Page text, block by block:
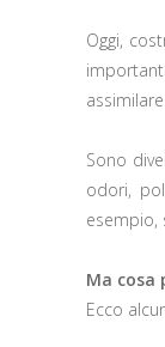
Oggi,
Sono
odori,
esempio,
Ma cosa
Ecco